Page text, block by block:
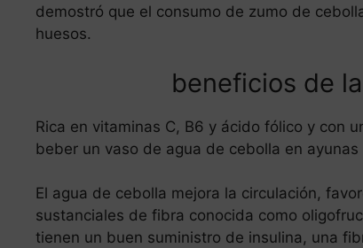
demostró que el consumo de zumo de
huesos.
beneficios de
Rica en vitaminas C, B6 y ácido fólico y con
beber un vaso de agua de cebolla en
El agua de cebolla mejora la circulación,
sustanciales de fibra conocida como
tienen un buen suministro de insulina, una